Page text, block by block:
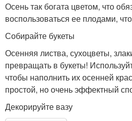
Осень так богата цветом, что
воспользоваться ее плодами,
Собирайте букеты
Осенняя листва, сухоцветы,
превращать в букеты!
чтобы наполнить их осенней
простой, но очень эффектный
Декорируйте вазу